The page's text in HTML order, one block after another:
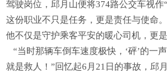
驾驶岗位，邱月山便将374路公交车视作
这份职业不只是任务，更是责任与使命。
他不仅是守护乘客平安的暖心司机，更
“当时那辆车倒车速度极快，‘砰’的一
就是救人！”回忆起6月21日的事故，邱